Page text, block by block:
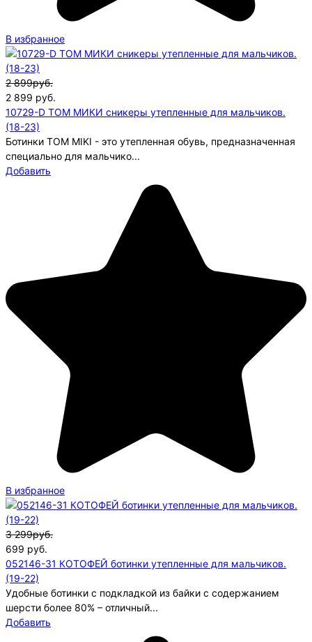
В избранное
2 899руб.
2 899 руб.
10729-D ТОМ МИКИ сникеры утепленные для мальчиков.
(18-23)
Ботинки TOM MIKI - это утепленная обувь, предназначенная
специально для мальчико...
Добавить
В избранное
3 299руб.
699 руб.
052146-31 КОТОФЕЙ ботинки утепленные для мальчиков.
(19-22)
Удобные ботинки с подкладкой из байки с содержанием
шерсти более 80% – отличный...
Добавить